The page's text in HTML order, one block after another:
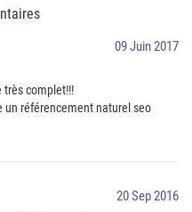
09 Juin 2017
très complet!!!
un référencement naturel seo
20 Sep 2016